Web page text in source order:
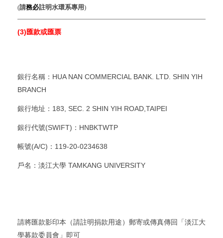
(請務必註明水環系專用)
(3) 匯款或匯票
銀行名稱： HUA NAN COMMERCIAL BANK. LTD. SHIN YIH
BRANCH
銀行地址： 183, SEC. 2 SHIN YIH ROAD,TAIPEI
銀行代號(SWIFT) ： HNBKTWTP
帳號(A/C) ： 119-20-0234638
戶名：淡江大學 TAMKANG UNIVERSITY
請將匯款影印本（請註明捐款用途）郵寄或傳真傳回「淡江大
學募款委員會」即可